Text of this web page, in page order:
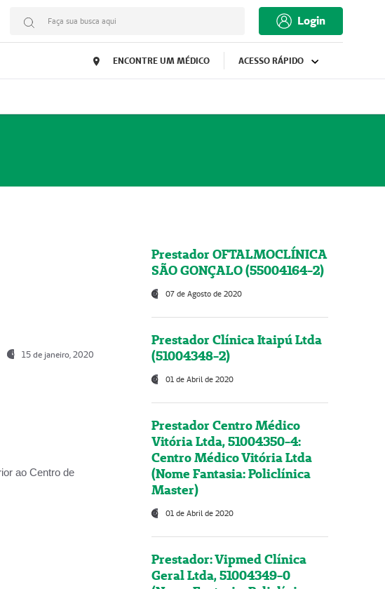
Faça sua busca aqui Login
ENCONTRE UM MÉDICO ACESSO RÁPIDO
15 de janeiro, 2020
ao Centro de
Prestador OFTALMOCLÍNICA
SÃO GONÇALO (55004164-2)
07 de Agosto de 2020
Prestador Clínica Itaipú Ltda
(51004348-2)
01 de Abril de 2020
Prestador Centro Médico
Vitória Ltda, 51004350-4:
Centro Médico Vitória Ltda
(Nome Fantasia: Policlínica
Master)
01 de Abril de 2020
Prestador: Vipmed Clínica
Geral Ltda, 51004349-0